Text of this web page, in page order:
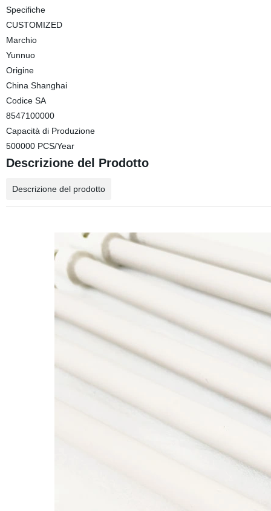
Specifiche
CUSTOMIZED
Marchio
Yunnuo
Origine
China Shanghai
Codice SA
8547100000
Capacità di Produzione
500000 PCS/Year
Descrizione del Prodotto
Descrizione del prodotto